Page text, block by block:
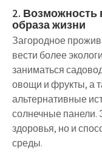
2. Возможность
образа жизни
Загородное
вести более
заниматься
овощи и фрукты, а
альтернативные
солнечные панели.
здоровья, но и
среды.